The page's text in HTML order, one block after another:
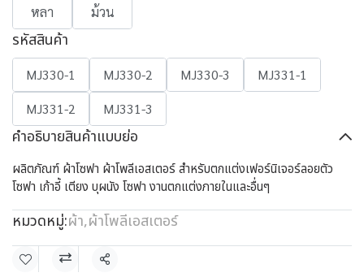
หลา ม้วน
รหัสสินค้า
MJ330-1 MJ330-2 MJ330-3
MJ331-1
MJ331-2
MJ331-3
คำอธิบายสินค้าแบบย่อ
ผลิตภัณฑ์ ผ้าโซฟา ผ้าโพลีเอสเตอร์ สำหรับตกแต่งเฟอร์นิเจอร์ลอยตัว
โซฟา เก้าอี้ เตียง บุผนัง โซฟา งานตกแต่งภายในและอื่นๆ
หมวดหมู่:ผ้า,ผ้าโพลีเอสเตอร์
แชร์